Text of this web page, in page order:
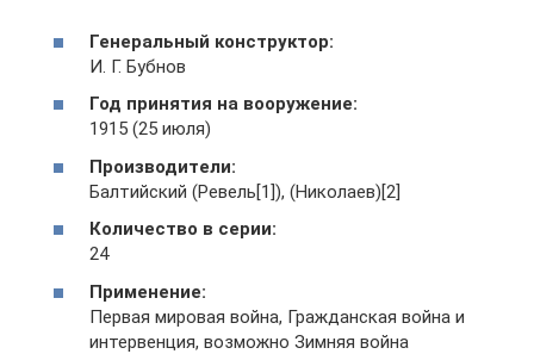
Генеральный конструктор:
И. Г. Бубнов
Год принятия на вооружение:
1915 (25 июля)
Производители:
Балтийский (Ревель[1]), (Николаев)[2]
Количество в серии:
24
Применение:
Первая мировая война, Гражданская война и
интервенция, возможно Зимняя война